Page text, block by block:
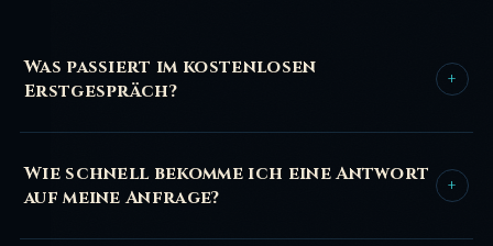
Was passiert im kostenlosen
Erstgespräch?
+
Unternehmen, deine Ziele und deinen aktuellen Stand. Du
bekommst eine ehrliche Einschätzung, welche
Wie schnell bekomme ich eine Antwort
auf meine Anfrage?
+